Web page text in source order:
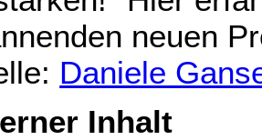
neuen
Daniele
Inhalt